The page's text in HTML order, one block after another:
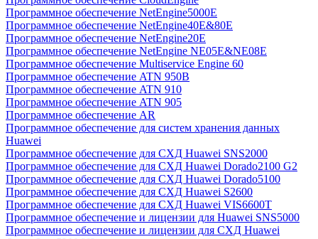
Программное обеспечение NetEngine5000E
Программное обеспечение NetEngine40E&80E
Программное обеспечение NetEngine20E
Программное обеспечение NetEngine NE05E&NE08E
Программное обеспечение Multiservice Engine 60
Программное обеспечение ATN 950B
Программное обеспечение ATN 910
Программное обеспечение ATN 905
Программное обеспечение AR
Программное обеспечение для систем хранения данных
Huawei
Программное обеспечение для СХД Huawei SNS2000
Программное обеспечение для СХД Huawei Dorado2100 G2
Программное обеспечение для СХД Huawei Dorado5100
Программное обеспечение для СХД Huawei S2600
Программное обеспечение для СХД Huawei VIS6600T
Программное обеспечение и лицензии для Huawei SNS5000
Программное обеспечение и лицензии для СХД Huawei